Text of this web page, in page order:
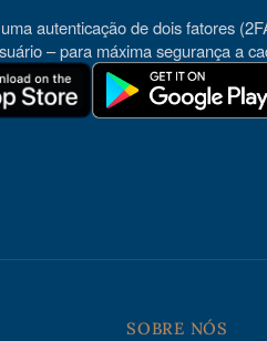
autenticação de dois fatores
– para máxima segurança a
SOBRE NÓS